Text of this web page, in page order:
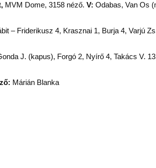
MVM Dome, 3158 néző. V: Odabas, Van Os
– Friderikusz 4, Krasznai 1, Burja 4, Varjú
J. (kapus), Forgó 2, Nyírő 4, Takács V.
Márián Blanka